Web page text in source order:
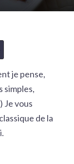
je pense,
simples,
Je vous
de la